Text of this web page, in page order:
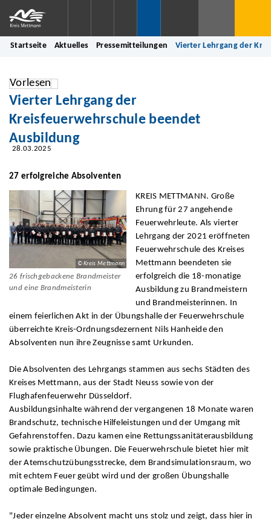
Startseite Aktuelles Pressemitteilungen Vierter Lehrgang der
Vorlesen
Vierter Lehrgang der
Kreisfeuerwehrschule beendet
Ausbildung
28.03.2025
27 erfolgreiche Absolventen
© Kreis Mettmann
26 frischgebackene Brandmeister
und eine Brandmeisterin
KREIS METTMANN. Große
Ehrung für 27 angehende
Feuerwehrleute. Als vierter
Lehrgang der 2021 eröffneten
Feuerwehrschule des Kreises
Mettmann beendeten sie
erfolgreich die 18-monatige
Ausbildung zu Brandmeistern
und Brandmeisterinnen. In
einem feierlichen Akt in der Übungshalle der Feuerwehrschule
überreichte Kreis-Ordnungsdezernent Nils Hanheide den
Absolventen nun ihre Zeugnisse samt Urkunden.
Die Absolventen des Lehrgangs stammen aus sechs Städten des
Kreises Mettmann, aus der Stadt Neuss sowie von der
Flughafenfeuerwehr Düsseldorf.
Ausbildungsinhalte während der vergangenen 18 Monate waren
Brandschutz, technische Hilfeleistungen und der Umgang mit
Gefahrenstoffen. Dazu kamen eine Rettungssanitäterausbildung
sowie praktische Übungen. Die Feuerwehrschule bietet hier mit
der Atemschutzübungsstrecke, dem Brandsimulationsraum, wo
mit echtem Feuer geübt wird und der großen Übungshalle
optimale Bedingungen.
"Jeder einzelne Absolvent macht uns stolz und zeigt, dass hier in